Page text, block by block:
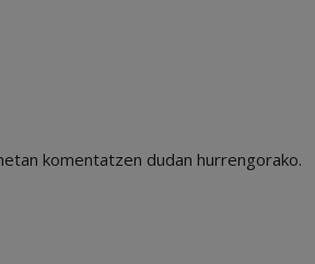
komentatzen dudan hurrengorako.